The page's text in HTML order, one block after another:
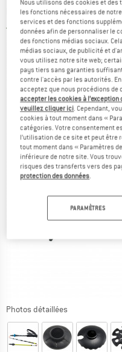
randonnée
2,0(2)
Photos détaillées
Nous utilisons des cookies et
les fonctions nécessaires de
services et des fonctions
données afin de personnaliser le
des fonctions médias sociaux.
médias sociaux, de publicité et
vous utilisez notre site web;
pays tiers sans garanties
contre l'accès par les autorités.
acceptez que nous procédions de
accepter les cookies à
veuillez cliquer ici. Cependant,
cookies à tout moment dans «
catégories. Votre consentement
l’utilisation de ce site et peut être
tout moment dans « Paramètres
inférieure de notre site. Vous
risques des transferts vers des
protection des données.
PARAMÈTRES